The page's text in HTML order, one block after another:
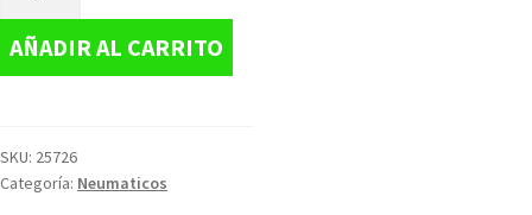
AÑADIR AL CARRITO
SKU: 25726
Categoría: Neumaticos